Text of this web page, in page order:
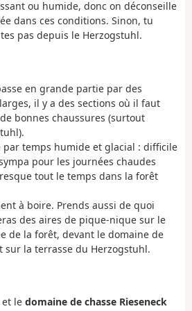
ou humide, donc on déconseille
dans ces conditions. Sinon, tu
pas depuis le Herzogstuhl.
en grande partie par des
il y a des sections où il faut
bonnes chaussures (surtout
par temps humide et glacial : difficile
pour les journées chaudes
tout le temps dans la forêt
à boire. Prends aussi de quoi
des aires de pique-nique sur le
de la forêt, devant le domaine de
sur la terrasse du Herzogstuhl.
et le domaine de chasse Rieseneck